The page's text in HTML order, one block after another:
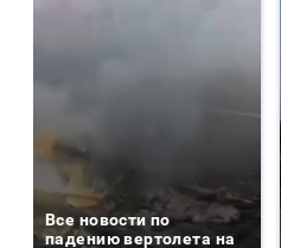
Все новости по
падению вертолета на